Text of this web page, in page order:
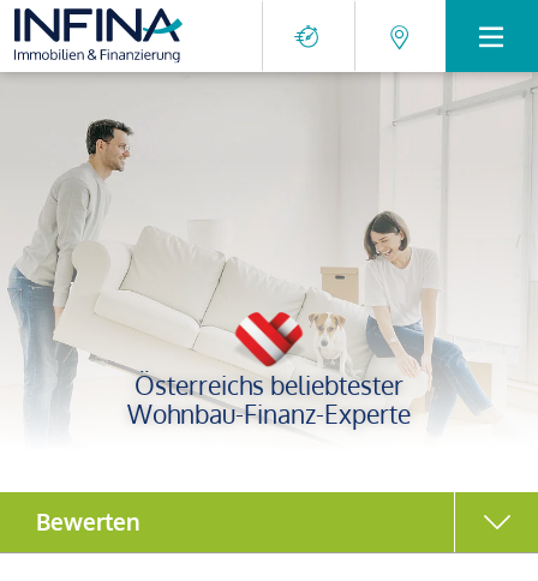
Österreichs beliebtester
Wohnbau-Finanz-Experte
Bewerten